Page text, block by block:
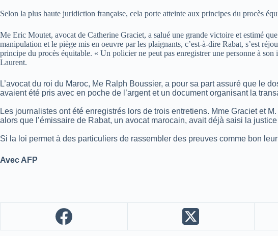
Selon la plus haute juridiction française, cela porte atteinte aux principes du procès
Me Eric Moutet, avocat de Catherine Graciet, a salué une grande victoire et estimé
manipulation et le piège mis en oeuvre par les plaignants, c’est-à-dire Rabat, s’est
principe du procès équitable. « Un policier ne peut pas enregistrer une personne à
Laurent.
L’avocat du roi du Maroc, Me Ralph Boussier, a pour sa part assuré que le
avaient été pris avec en poche de l’argent et un document organisant la
Les journalistes ont été enregistrés lors de trois entretiens. Mme Graciet et
alors que l’émissaire de Rabat, un avocat marocain, avait déjà saisi la
Si la loi permet à des particuliers de rassembler des preuves comme bon
Avec AFP